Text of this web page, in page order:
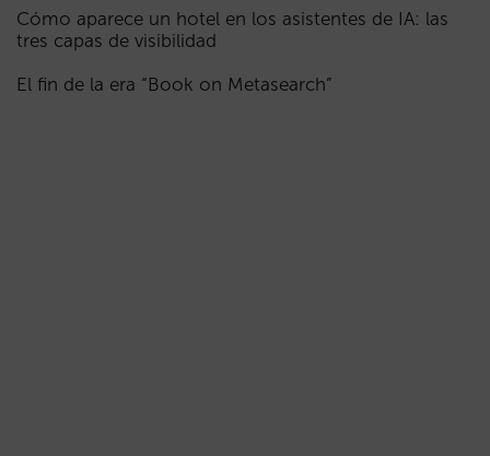
Cómo aparece un hotel en los asistentes de IA: las
tres capas de visibilidad
El fin de la era “Book on Metasearch”